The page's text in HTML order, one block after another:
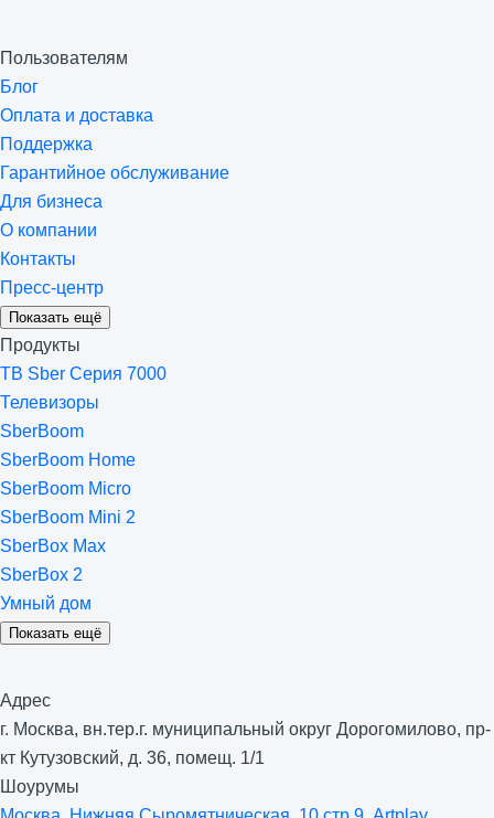
Пользователям
Блог
Оплата и доставка
Поддержка
Гарантийное обслуживание
Для бизнеса
О компании
Контакты
Пресс-центр
Показать ещё
Продукты
ТВ Sber Серия 7000
Телевизоры
SberBoom
SberBoom Home
SberBoom Micro
SberBoom Mini 2
SberBox Max
SberBox 2
Умный дом
Показать ещё
Адрес
г. Москва, вн.тер.г. муниципальный округ Дорогомилово, пр-
кт Кутузовский, д. 36, помещ. 1/1
Шоурумы